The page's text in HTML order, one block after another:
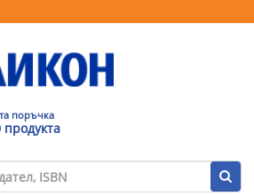
поръчка
продукта